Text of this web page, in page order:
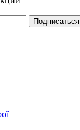
Подписаться